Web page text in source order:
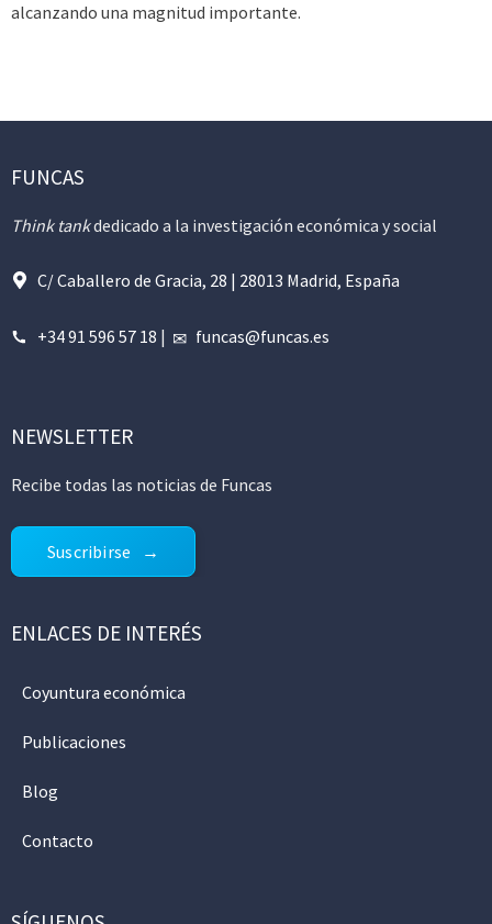
alcanzando una magnitud importante.
FUNCAS
Think tankdedicado a la investigación económica y social
C/ Caballero de Gracia, 28 | 28013 Madrid, España
+34 91 596 57 18 | funcas@funcas.es
NEWSLETTER
Recibe todas las noticias de Funcas
Suscribirse
ENLACES DE INTERÉS
Coyuntura económica
Publicaciones
Blog
Contacto